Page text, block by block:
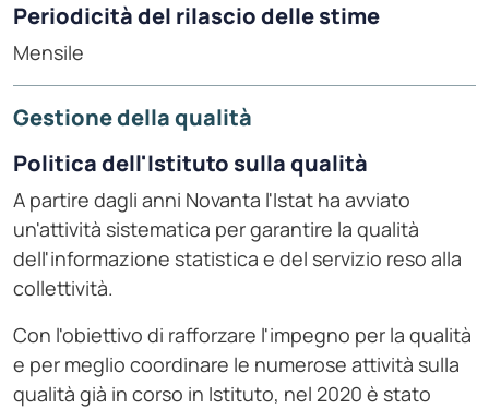
Periodicità del rilascio delle stime
Mensile
Gestione della qualità
Politica dell'Istituto sulla qualità
A partire dagli anni Novanta l'Istat ha avviato
un'attività sistematica per garantire la qualità
dell'informazione statistica e del servizio reso alla
collettività.
Con l'obiettivo di rafforzare l'impegno per la qualità
e per meglio coordinare le numerose attività sulla
qualità già in corso in Istituto, nel 2020 è stato